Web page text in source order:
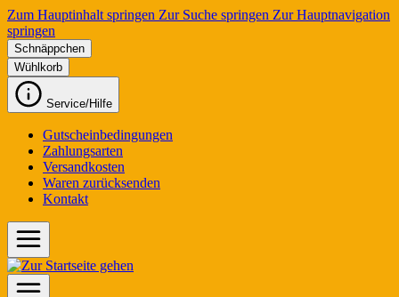
Zum Hauptinhalt springen Zur Suche springen Zur Hauptnavigation
springen
Schnäppchen
Wühlkorb
Service/Hilfe
Gutscheinbedingungen
Zahlungsarten
Versandkosten
Waren zurücksenden
Kontakt